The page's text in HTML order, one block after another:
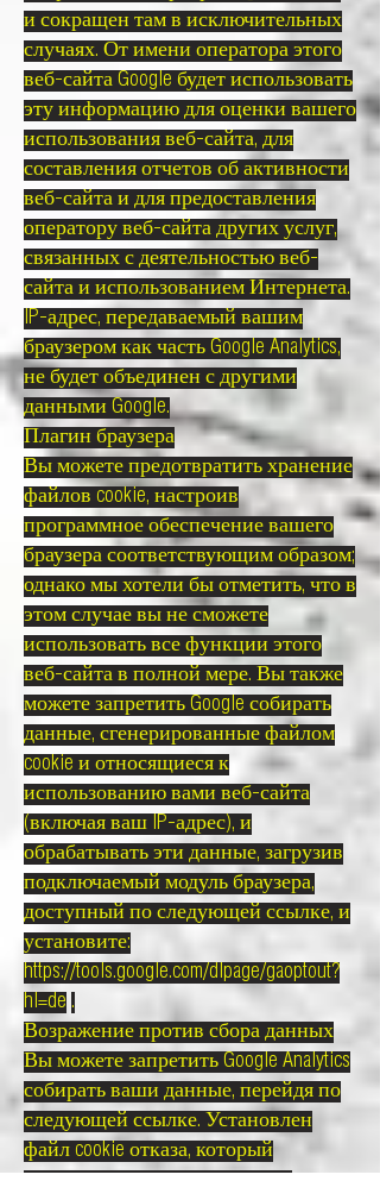
и сокращен там в исключительных
случаях. От имени оператора этого
веб-сайта Google будет использовать
эту информацию для оценки вашего
использования веб-сайта, для
составления отчетов об активности
веб-сайта и для предоставления
оператору веб-сайта других услуг,
связанных с деятельностью веб-
сайта и использованием Интернета.
IP-адрес, передаваемый вашим
браузером как часть Google Analytics,
не будет объединен с другими
данными Google.
Плагин браузера
Вы можете предотвратить хранение
файлов cookie, настроив
программное обеспечение вашего
браузера соответствующим образом;
однако мы хотели бы отметить, что в
этом случае вы не сможете
использовать все функции этого
веб-сайта в полной мере. Вы также
можете запретить Google собирать
данные, сгенерированные файлом
cookie и относящиеся к
использованию вами веб-сайта
(включая ваш IP-адрес), и
обрабатывать эти данные, загрузив
подключаемый модуль браузера,
доступный по следующей ссылке, и
установите:
https://tools.google.com/dlpage/gaoptout?
hl=de .
Возражение против сбора данных
Вы можете запретить Google Analytics
собирать ваши данные, перейдя по
следующей ссылке. Установлен
файл cookie отказа, который